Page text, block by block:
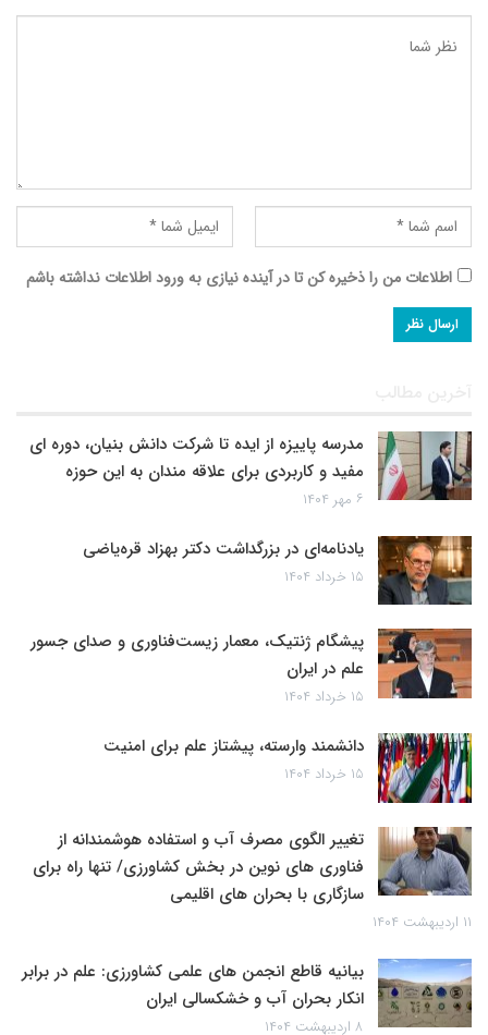
اطلاعات من را ذخیره کن تا در آینده نیازی به ورود اطلاعات نداشته باشم
آخرین مطالب
مدرسه پاییزه از ایده تا شرکت دانش بنیان، دوره ای
مفید و کاربردی برای علاقه مندان به این حوزه
۶ مهر ۱۴۰۴
یادنامه‌ای در بزرگداشت دکتر بهزاد قره‌یاضی
۱۵ خرداد ۱۴۰۴
پیشگام ژنتیک، معمار زیست‌فناوری و صدای جسور
علم در ایران
۱۵ خرداد ۱۴۰۴
دانشمند وارسته، پیشتاز علم برای امنیت
۱۵ خرداد ۱۴۰۴
تغییر الگوی مصرف آب و استفاده هوشمندانه از
فناوری های نوین در بخش کشاورزی/ تنها راه برای
سازگاری با بحران های اقلیمی
۱۱ اردیبهشت ۱۴۰۴
بیانیه قاطع انجمن های علمی کشاورزی: علم در برابر
انکار بحران آب و خشکسالی ایران
۸ اردیبهشت ۱۴۰۴